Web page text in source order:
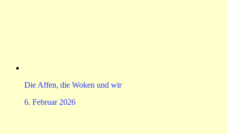
Die Affen, die Woken und wir
6. Februar 2026